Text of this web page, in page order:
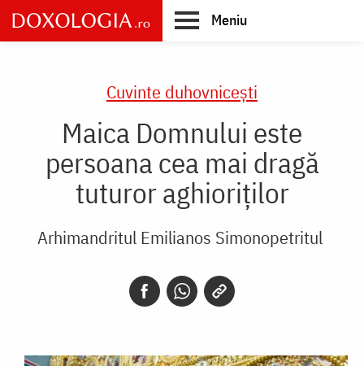
Skip
to
main
Meniu
Cuvinte duhovnicești
Maica Domnului este
persoana cea mai dragă
tuturor aghioriților
Arhimandritul Emilianos Simonopetritul